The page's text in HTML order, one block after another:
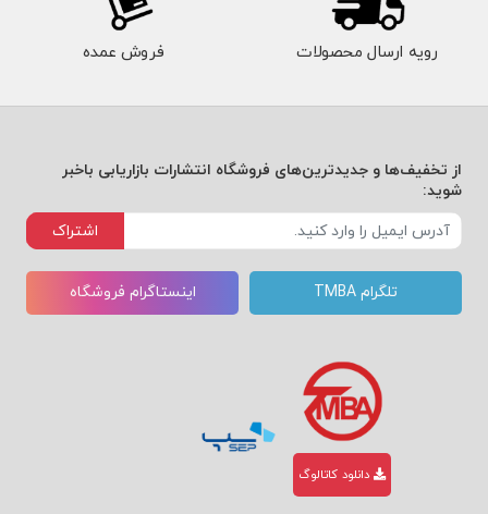
رویه ارسال محصولات فروش عمده
از تخفیف‌ها و جدیدترین‌های فروشگاه انتشارات بازاریابی باخبر
شوید:
اشتراک
تلگرام TMBA اینستاگرام فروشگاه
دانلود کاتالوگ